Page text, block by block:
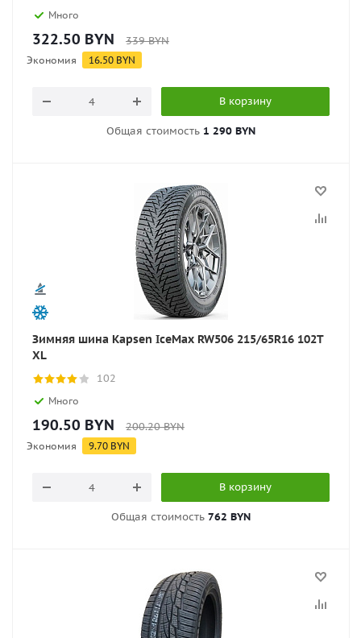
Много
322.50 BYN 339BYN
Экономия 16.50 BYN
В корзину
Общая стоимость 1 290 BYN
Зимняя шина Kapsen IceMax RW506 215/65R16 102T
XL
102
Много
190.50 BYN 200.20BYN
Экономия 9.70 BYN
В корзину
Общая стоимость 762 BYN